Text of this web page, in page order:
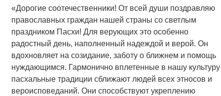
«Дорогие соотечественники! От всей души поздравляю
православных граждан нашей страны со светлым
праздником Пасхи! Для верующих это особенно
радостный день, наполненный надеждой и верой. Он
вдохновляет на созидание, заботу о ближнем и помощь
нуждающимся. Гармонично вплетенные в нашу культуру
пасхальные традиции сближают людей всех этносов и
вероисповеданий. Они способствуют укреплению